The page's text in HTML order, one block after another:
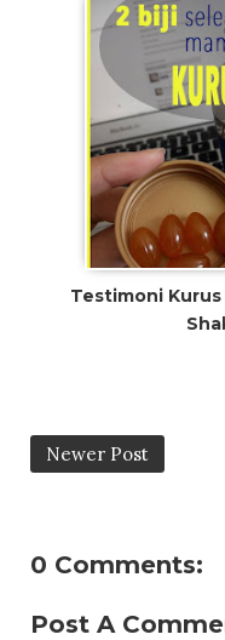
Testimoni
Newer Post
0 Comments:
Post A